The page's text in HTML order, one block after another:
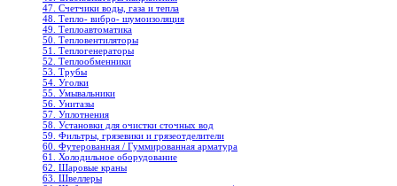
47. Счетчики воды, газа и тепла
48. Тепло- вибро- шумоизоляция
49. Теплоавтоматика
50. Тепловентиляторы
51. Теплогенераторы
52. Теплообменники
53. Трубы
54. Уголки
55. Умывальники
56. Унитазы
57. Уплотнения
58. Установки для очистки сточных вод
59. Фильтры, грязевики и грязеотделители
60. Футерованная / Гуммированная арматура
61. Холодильное oборудование
62. Шаровые краны
63. Швеллеры